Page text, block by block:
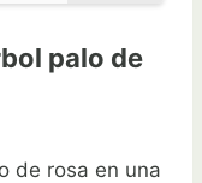
palo de
de rosa en una